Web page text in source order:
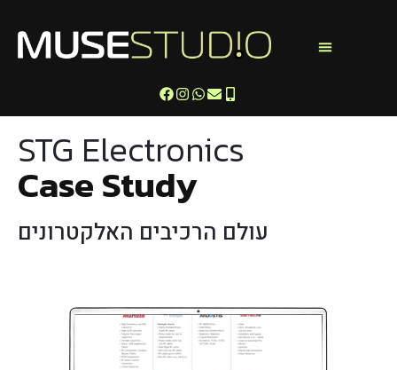
STG Electronics
Case Study
עולם הרכיבים האלקטרונים